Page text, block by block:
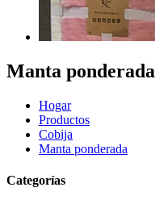
Manta ponderada
Hogar
Productos
Cobija
Manta ponderada
Categorías